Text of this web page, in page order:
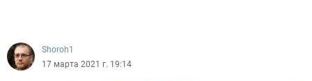
Shoroh1
17 марта 2021 г. 19:14